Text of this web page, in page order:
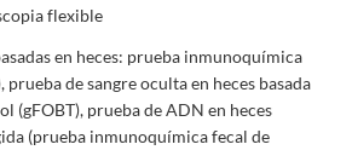
flexible
en heces: prueba inmunoquímica
prueba de sangre oculta en heces basada
(gFOBT), prueba de ADN en heces
(prueba inmunoquímica fecal de